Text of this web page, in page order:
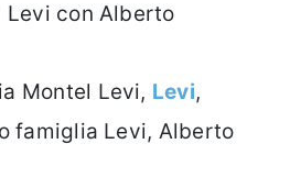
con Alberto
Montel Levi, Levi,
famiglia Levi, Alberto